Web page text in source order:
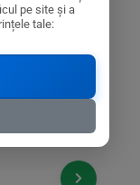
ales
pe site și a
tale: